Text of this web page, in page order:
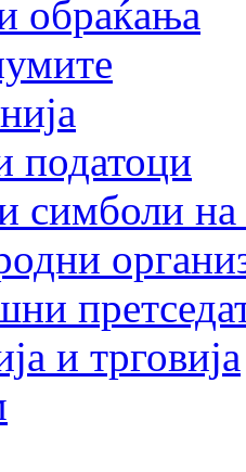
обраќања
податоци
симболи
и трговија